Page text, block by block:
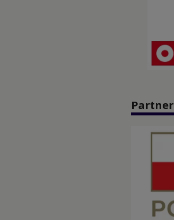
Partner